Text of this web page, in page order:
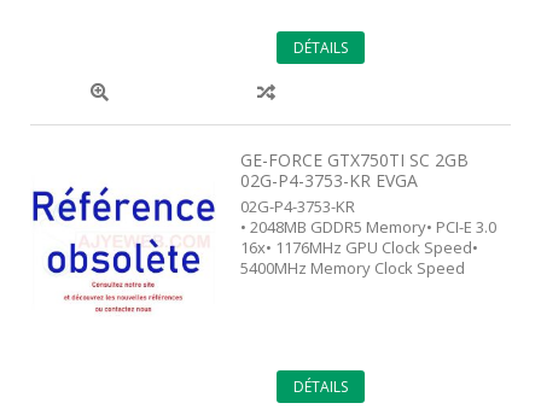
DÉTAILS
GE-FORCE GTX750TI SC 2GB
02G-P4-3753-KR EVGA
02G-P4-3753-KR
• 2048MB GDDR5 Memory• PCI-E 3.0
16x• 1176MHz GPU Clock Speed•
5400MHz Memory Clock Speed
DÉTAILS